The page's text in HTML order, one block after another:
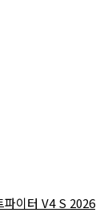
파이터 V4 S 2026